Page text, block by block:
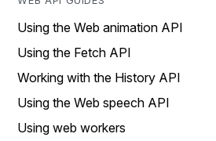
Using the Web animation API
Using the Fetch API
Working with the History API
Using the Web speech API
Using web workers